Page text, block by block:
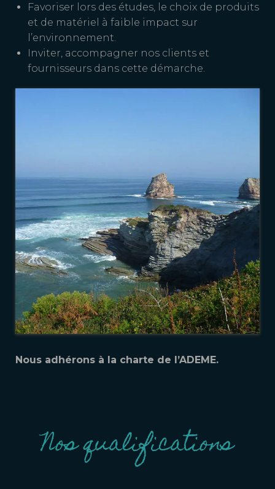
Favoriser lors des études, le choix de produits
et de matériel à faible impact sur
l’environnement.
Inviter, accompagner nos clients et
fournisseurs dans cette démarche.
Nous adhérons à la charte de l’ADEME.
Nos qualifications